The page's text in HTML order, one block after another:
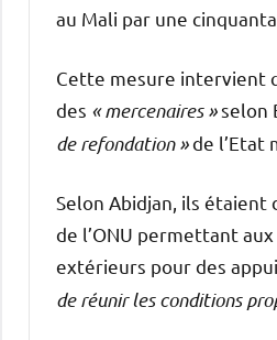
au Mali par une
Cette mesure intervient
des « mercenaires »selon
de refondation »de l’Etat
Selon Abidjan, ils étaient
de l’ONU permettant
extérieurs pour des
de réunir les conditions